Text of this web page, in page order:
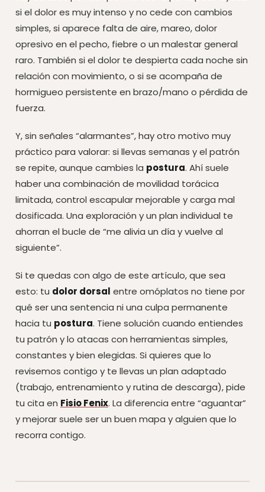
si el dolor es muy intenso y no cede con cambios
simples, si aparece falta de aire, mareo, dolor
opresivo en el pecho, fiebre o un malestar general
raro. También si el dolor te despierta cada noche sin
relación con movimiento, o si se acompaña de
hormigueo persistente en brazo/mano o pérdida de
fuerza.
Y, sin señales “alarmantes”, hay otro motivo muy
práctico para valorar: si llevas semanas y el patrón
se repite, aunque cambies la postura. Ahí suele
haber una combinación de movilidad torácica
limitada, control escapular mejorable y carga mal
dosificada. Una exploración y un plan individual te
ahorran el bucle de “me alivia un día y vuelve al
siguiente”.
Si te quedas con algo de este artículo, que sea
esto: tu dolor dorsal entre omóplatos no tiene por
qué ser una sentencia ni una culpa permanente
hacia tu postura. Tiene solución cuando entiendes
tu patrón y lo atacas con herramientas simples,
constantes y bien elegidas. Si quieres que lo
revisemos contigo y te llevas un plan adaptado
(trabajo, entrenamiento y rutina de descarga), pide
tu cita en Fisio Fenix. La diferencia entre “aguantar”
y mejorar suele ser un buen mapa y alguien que lo
recorra contigo.